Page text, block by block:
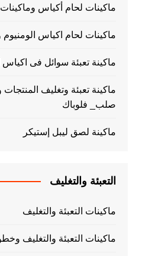
ماكينات لحام أكياس وماكينات
ماكينات لحام اكياس الومنيوم
ماكينة تعبئة سوائل فى اكياس
ماكينة تعبئة وتغليف
صلب_ فلوباك
ماكينة لصق ليبل إستيكر
التعبئة والتغليف
ماكينات التعبئة والتغليف
ماكينات التعبئة والتغليف